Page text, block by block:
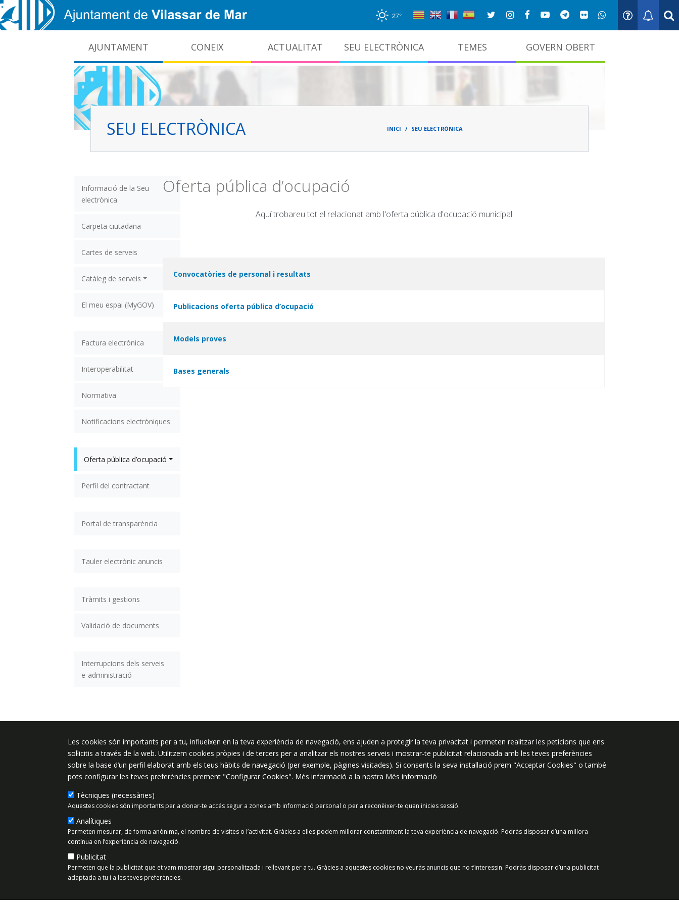
Vés al contingut
27°
AJUNTAMENT CONEIX ACTUALITAT SEU ELECTRÒNICA TEMES GOVERN OBERT
SEU ELECTRÒNICA Fild'ariadna
INICI SEU ELECTRÒNICA
Informació de la Seu
electrònica
Carpeta ciutadana
Cartes de serveis
Catàleg de serveis
El meu espai (MyGOV)
Factura electrònica
Interoperabilitat
Normativa
Notificacions electròniques
Oferta pública d’ocupació
Perfil del contractant
Portal de transparència
Tauler electrònic anuncis
Tràmits i gestions
Validació de documents
Interrupcions dels serveis
e-administració
Oferta pública d’ocupació
Aquí trobareu tot el relacionat amb l'oferta pública d'ocupació municipal
Convocatòries de personal i resultats
Publicacions oferta pública d’ocupació
Models proves
Bases generals
Plaça de l'Ajuntament 6, 08340 Vilassar
de Mar
937 542 400
Segueix-nos a:
Preguntes freqüents
Les cookies són importants per a tu, influeixen en la teva experiència de navegació, ens ajuden a protegir la teva privacitat i permeten realitzar les peticions que ens
sol·licitis a través de la web. Utilitzem cookies pròpies i de tercers per a analitzar els nostres serveis i mostrar-te publicitat relacionada amb les teves preferències
sobre la base d’un perfil elaborat amb els teus hàbits de navegació (per exemple, pàgines visitades). Si consents la seva instal·lació prem "Acceptar Cookies" o també
pots configurar les teves preferències prement "Configurar Cookies". Més informació a la nostra Més informació
Tècniques (necessàries)
Aquestes cookies són importants per a donar-te accés segur a zones amb informació personal o per a reconèixer-te quan inicies sessió.
Analítiques
Permeten mesurar, de forma anònima, el nombre de visites o l’activitat. Gràcies a elles podem millorar constantment la teva experiència de navegació. Podràs disposar d’una millora
contínua en l’experiència de navegació.
Publicitat
Permeten que la publicitat que et vam mostrar sigui personalitzada i rellevant per a tu. Gràcies a aquestes cookies no veuràs anuncis que no t’interessin. Podràs disposar d’una publicitat
adaptada a tu i a les teves preferències.
Acceptar Cookies